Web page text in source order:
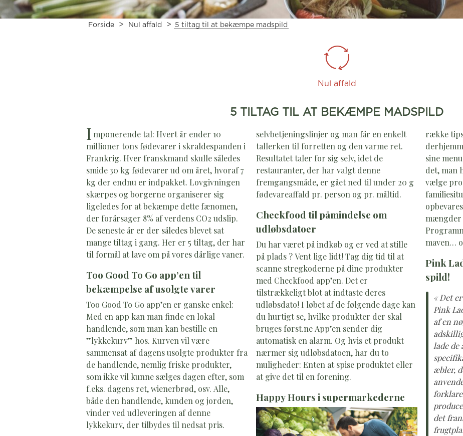
Forside > Nul affald > 5 tiltag til at bekæmpe madspild
Nul affald
5 TILTAG TIL AT BEKÆMPE MADSPILD
Imponerende tal: Hvert år ender 10
millioner tons fødevarer i skraldespanden i
Frankrig. Hver franskmand skulle således
smide 30 kg fødevarer ud om året, hvoraf 7
kg der endnu er indpakket. Lovgivningen
skærpes og borgerne organiserer sig
ligeledes for at bekæmpe dette fænomen,
der forårsager 8% af verdens CO2 udslip.
De seneste år er der således blevet sat
mange tiltag i gang. Her er 5 tiltag, der har
til formål at lave om på vores dårlige vaner.
Too Good To Go app’en til
bekæmpelse af usolgte varer
Too Good To Go app’en er ganske enkel:
Med en app kan man finde en lokal
handlende, som man kan bestille en
”lykkekurv” hos. Kurven vil være
sammensat af dagens usolgte produkter fra
de handlende, nemlig friske produkter,
som ikke vil kunne sælges dagen efter, som
f.eks. dagens ret, wienerbrød, osv. Alle,
både den handlende, kunden og jorden,
vinder ved udleveringen af denne
lykkekurv, der tilbydes til nedsat pris.
selvbetjeningslinjer og man får en enkelt
tallerken til forretten og den varme ret.
Resultatet taler for sig selv, idet de
restauranter, der har valgt denne
fremgangsmåde, er gået ned til under 20 g
fødevareaffald pr. person og pr. måltid.
Checkfood til påmindelse om
udløbsdatoer
Du har været på indkøb og er ved at stille
på plads ? Vent lige lidt! Tag dig tid til at
scanne stregkoderne på dine produkter
med Checkfood app’en. Det er
tilstrækkeligt blot at indtaste deres
udløbsdato! I løbet af de følgende dage kan
du hurtigt se, hvilke produkter der skal
bruges først.ne App’en sender dig
automatisk en alarm. Og hvis et produkt
nærmer sig udløbsdatoen, har du to
muligheder: Enten at spise produktet eller
at give det til en forening.
Happy Hours i supermarkederne
række
sine
det, man
vælge
mængder
maven…
Pink
spild!
« Det
Pink
af en
lade
æbler,
det